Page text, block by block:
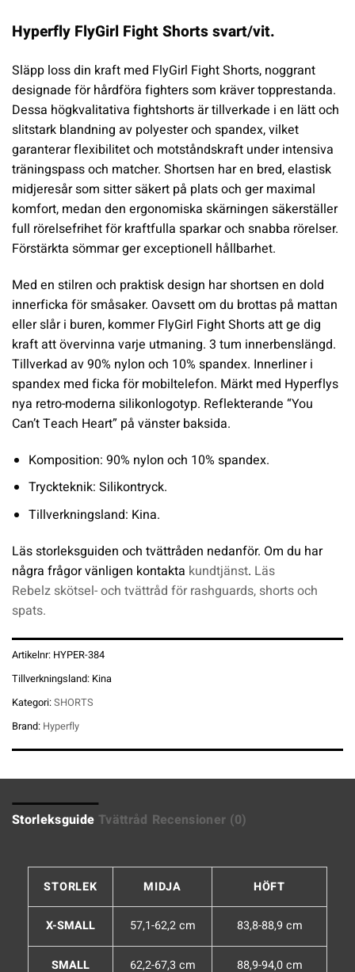
Hyperfly FlyGirl Fight Shorts svart/vit.
Släpp loss din kraft med FlyGirl Fight Shorts, noggrant
designade för hårdföra fighters som kräver topprestanda.
Dessa högkvalitativa fightshorts är tillverkade i en lätt och
slitstark blandning av polyester och spandex, vilket
garanterar flexibilitet och motståndskraft under intensiva
träningspass och matcher. Shortsen har en bred, elastisk
midjeresår som sitter säkert på plats och ger maximal
komfort, medan den ergonomiska skärningen säkerställer
full rörelsefrihet för kraftfulla sparkar och snabba rörelser.
Förstärkta sömmar ger exceptionell hållbarhet.
Med en stilren och praktisk design har shortsen en dold
innerficka för småsaker. Oavsett om du brottas på mattan
eller slår i buren, kommer FlyGirl Fight Shorts att ge dig
kraft att övervinna varje utmaning. 3 tum innerbenslängd.
Tillverkad av 90% nylon och 10% spandex. Innerliner i
spandex med ficka för mobiltelefon. Märkt med Hyperflys
nya retro-moderna silikonlogotyp. Reflekterande “You
Can’t Teach Heart” på vänster baksida.
Komposition: 90% nylon och 10% spandex.
Tryckteknik: Silikontryck.
Tillverkningsland: Kina.
Läs storleksguiden och tvättråden nedanför. Om du har
några frågor vänligen kontakta kundtjänst. Läs
Rebelz skötsel- och tvättråd för rashguards, shorts och
spats.
Artikelnr: HYPER-384
Tillverkningsland: Kina
Kategori:SHORTS
Brand: Hyperfly
Storleksguide Tvättråd Recensioner (0)
STORLEK MIDJA HÖFT
X-SMALL 57,1-62,2 cm 83,8-88,9 cm
SMALL 62,2-67,3 cm 88,9-94,0 cm